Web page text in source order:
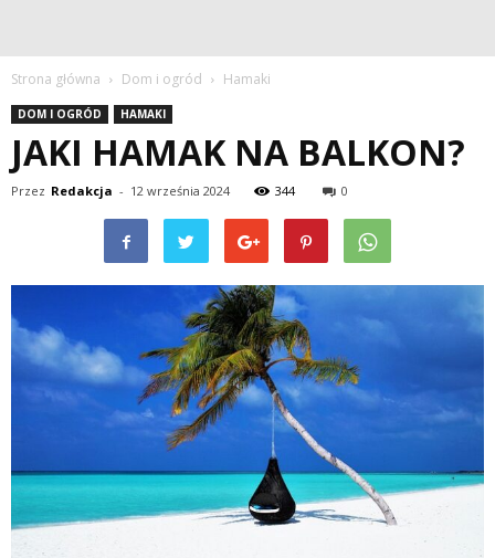
Strona główna Dom i ogród Hamaki
DOM I OGRÓD HAMAKI
JAKI HAMAK NA BALKON?
Przez Redakcja - 12 września 2024 344 0